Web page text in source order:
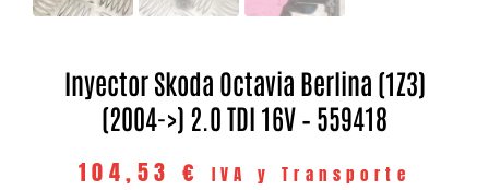
Inyector Skoda Octavia Berlina (1Z3)
(2004->) 2.0 TDI 16V – 559418
104,53 €
IVA y Transporte